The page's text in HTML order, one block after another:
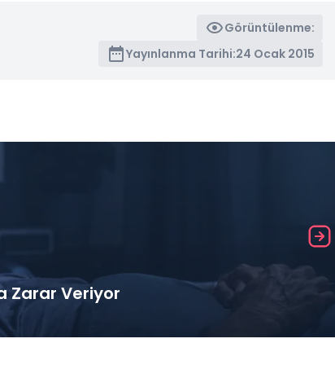
Görüntülenme:
Yayınlanma Tarihi:24 Ocak 2015
Zarar Veriyor